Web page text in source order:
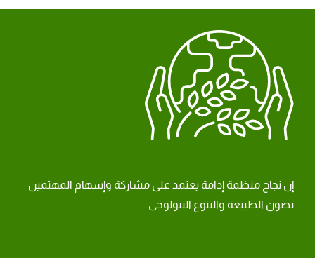
إن نجاح منظمة إدامة يعتمد على مشاركة وإسهام المهتمين
بصون الطبيعة والتنوع البيولوجي